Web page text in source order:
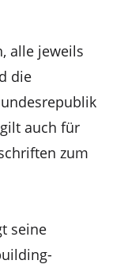
alle jeweils
die
auch für
zum
seine